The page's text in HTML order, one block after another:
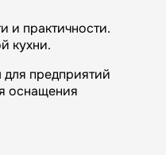
и практичности.
кухни.
предприятий
оснащения